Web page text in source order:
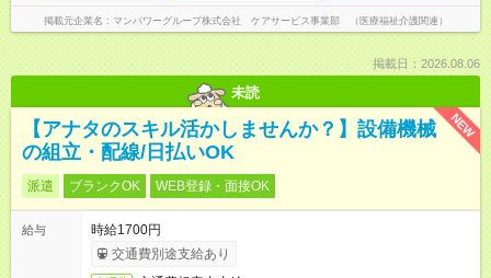
掲載元企業名 マンパワーグループ株式会社 ケアサービス事業部 （医療福祉介護関連）
掲載日：2026.08.06
未読
NEW
【アナタのスキル活かしませんか？】設備機械
の組立・配線/日払いOK
派遣 ブランクOK WEB登録・面接OK
給与
時給1700円
交通費別途支給あり